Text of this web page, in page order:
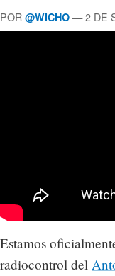
POR @WICHO — 2 DE
Estamos
radiocontrol del